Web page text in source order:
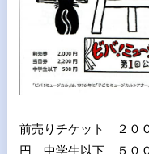
前売りチケット ２０
円 中学生以下 ５０